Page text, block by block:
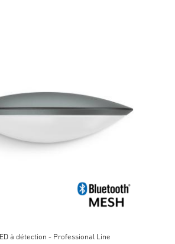
à détection - Professional Line